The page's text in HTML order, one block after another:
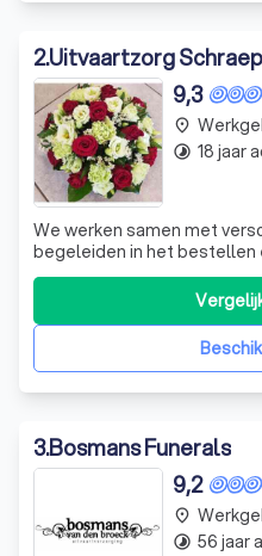
2.Uitvaartzorg
9,3
We werken samen met
begeleiden in het bestellen
grafmonument. Zowel voor
urnenveldmonument kan u bij ons
hebben we een selectie
gedenken, bijvoorbeeld
place
timelapse 18 jaar
3.Bosmans Funerals
9,2
place
timelapse 56 jaar